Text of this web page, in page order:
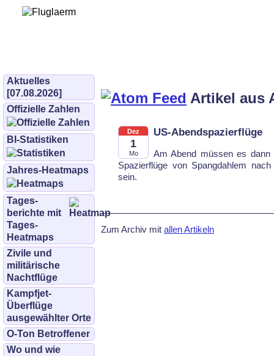
Aktuelles
[07.08.2026]
Offizielle Zahlen
BI-Statistiken
Jahres-Heatmaps
Tages­
berichte mit
Tages-
Heatmaps
Zivile und
militärische
Nachtflüge
Kampfjet-
Überflüge
ausgewählter Orte
O-Ton Betroffener
Wo und wie
Artikel aus
Dez
1
Mo
US-Abendspazierflüge
Am Abend müs­sen es
Spa­zier­flü­ge von Spang­dah­lem
sein.
Zum Archiv mit allen Artikeln